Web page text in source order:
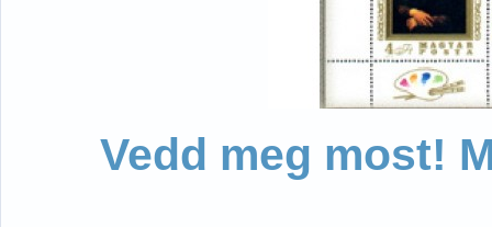
Vedd meg most!